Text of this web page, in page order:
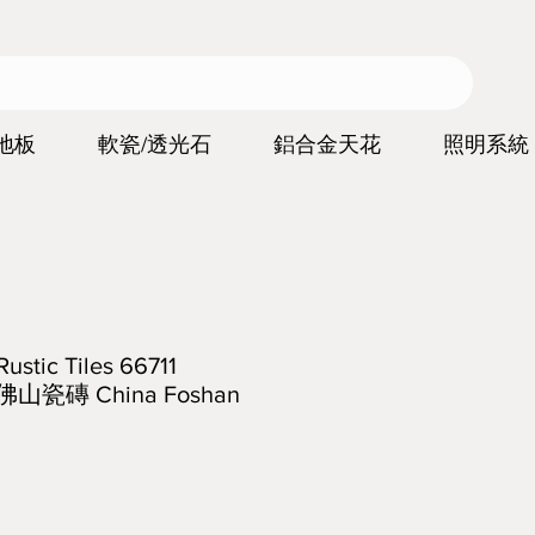
板 軟瓷/透光石 鋁合金天花 照明系統
Tiles 66711
山瓷磚 China Foshan